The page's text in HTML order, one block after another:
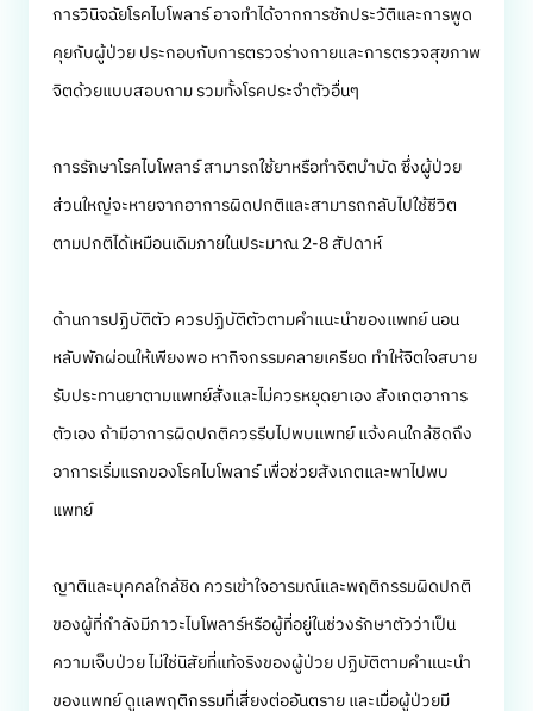
การวินิจฉัยโรคไบโพลาร์ อาจทำได้จากการซักประวัติและการพูด
คุยกับผู้ป่วย ประกอบกับการตรวจร่างกายและการตรวจสุขภาพ
จิตด้วยแบบสอบถาม รวมทั้งโรคประจำตัวอื่นๆ
การรักษาโรคไบโพลาร์ สามารถใช้ยาหรือทำจิตบำบัด ซึ่งผู้ป่วย
ส่วนใหญ่จะหายจากอาการผิดปกติและสามารถกลับไปใช้ชีวิต
ตามปกติได้เหมือนเดิมภายในประมาณ 2-8 สัปดาห์
ด้านการปฏิบัติตัว ควรปฏิบัติตัวตามคำแนะนำของแพทย์ นอน
หลับพักผ่อนให้เพียงพอ หากิจกรรมคลายเครียด ทำให้จิตใจสบาย
รับประทานยาตามแพทย์สั่งและไม่ควรหยุดยาเอง สังเกตอาการ
ตัวเอง ถ้ามีอาการผิดปกติควรรีบไปพบแพทย์ แจ้งคนใกล้ชิดถึง
อาการเริ่มแรกของโรคไบโพลาร์ เพื่อช่วยสังเกตและพาไปพบ
แพทย์
ญาติและบุคคลใกล้ชิด ควรเข้าใจอารมณ์และพฤติกรรมผิดปกติ
ของผู้ที่กำลังมีภาวะไบโพลาร์หรือผู้ที่อยู่ในช่วงรักษาตัวว่าเป็น
ความเจ็บป่วย ไม่ใช่นิสัยที่แท้จริงของผู้ป่วย ปฏิบัติตามคำแนะนำ
ของแพทย์ ดูแลพฤติกรรมที่เสี่ยงต่ออันตราย และเมื่อผู้ป่วยมี